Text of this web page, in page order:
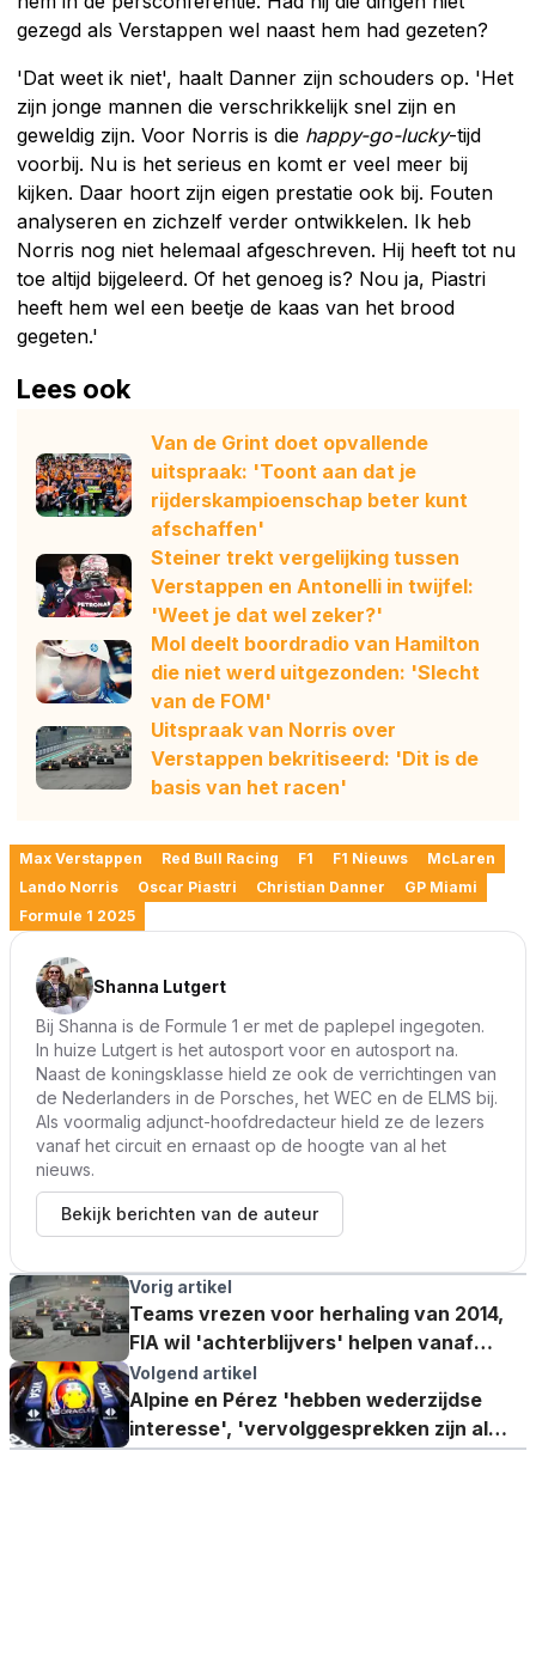
gezegd als Verstappen wel naast hem had gezeten?
'Dat weet ik niet', haalt Danner zijn schouders op. 'Het
zijn jonge mannen die verschrikkelijk snel zijn en
geweldig zijn. Voor Norris is die happy-go-lucky-tijd
voorbij. Nu is het serieus en komt er veel meer bij
kijken. Daar hoort zijn eigen prestatie ook bij. Fouten
analyseren en zichzelf verder ontwikkelen. Ik heb
Norris nog niet helemaal afgeschreven. Hij heeft tot nu
toe altijd bijgeleerd. Of het genoeg is? Nou ja, Piastri
heeft hem wel een beetje de kaas van het brood
gegeten.'
Lees ook
Van de Grint doet opvallende
uitspraak: 'Toont aan dat je
rijderskampioenschap beter kunt
afschaffen'
Steiner trekt vergelijking tussen
Verstappen en Antonelli in twijfel:
'Weet je dat wel zeker?'
Mol deelt boordradio van Hamilton
die niet werd uitgezonden: 'Slecht
van de FOM'
Uitspraak van Norris over
Verstappen bekritiseerd: 'Dit is de
basis van het racen'
Max Verstappen Red Bull Racing F1 F1 Nieuws
McLaren
Lando Norris
Oscar Piastri Christian Danner
GP Miami
Formule 1 2025
Shanna Lutgert
Bij Shanna is de Formule 1 er met de paplepel ingegoten.
In huize Lutgert is het autosport voor en autosport na.
Naast de koningsklasse hield ze ook de verrichtingen van
de Nederlanders in de Porsches, het WEC en de ELMS bij.
Als voormalig adjunct-hoofdredacteur hield ze de lezers
vanaf het circuit en ernaast op de hoogte van al het
nieuws.
Bekijk berichten van de auteur
Vorig artikel
Teams vrezen voor herhaling van 2014,
FIA wil 'achterblijvers' helpen vanaf
2026
Volgend artikel
Alpine en Pérez 'hebben wederzijdse
interesse', 'vervolggesprekken zijn al
gevoerd'